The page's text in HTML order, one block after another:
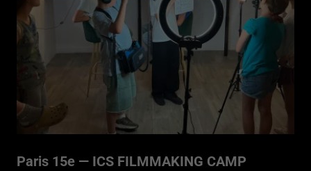
Paris 15e — ICS FILMMAKING CAMP